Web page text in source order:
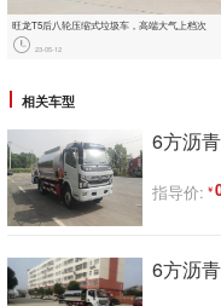
旺龙T5后八轮压缩式垃圾车，‮端高‬大‮上气‬档次
23-05-12
相关车型
指导价:
6方沥